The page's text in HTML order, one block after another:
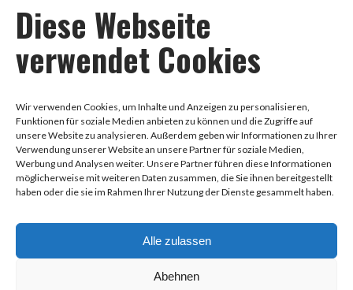
Diese Webseite
verwendet Cookies
Wir verwenden Cookies, um Inhalte und Anzeigen zu personalisieren,
Funktionen für soziale Medien anbieten zu können und die Zugriffe auf
unsere Website zu analysieren. Außerdem geben wir Informationen zu Ihrer
Verwendung unserer Website an unsere Partner für soziale Medien,
Werbung und Analysen weiter. Unsere Partner führen diese Informationen
möglicherweise mit weiteren Daten zusammen, die Sie ihnen bereitgestellt
haben oder die sie im Rahmen Ihrer Nutzung der Dienste gesammelt haben.
Alle zulassen
Abehnen
Impressum
Datenschutz
AGB
Hauptstraße 97, 68259 Mannheim